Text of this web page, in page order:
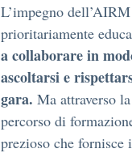
L’impegno
prioritariamente
a collaborare in
ascoltarsi e
gara. Ma attraverso
percorso di
prezioso che